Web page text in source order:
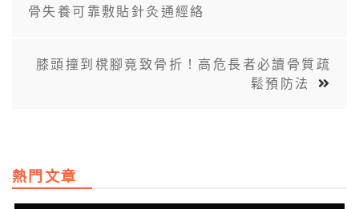
骨失養可靠敷貼針灸通經絡
膝頭撞到櫈腳竟致骨折！高危長者必讀骨質疏
鬆預防法
熱門文章